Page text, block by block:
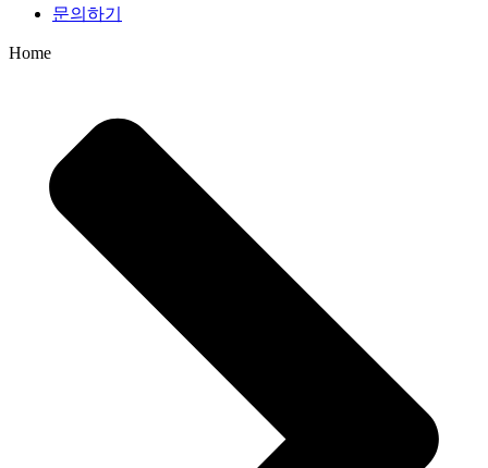
문의하기
Home